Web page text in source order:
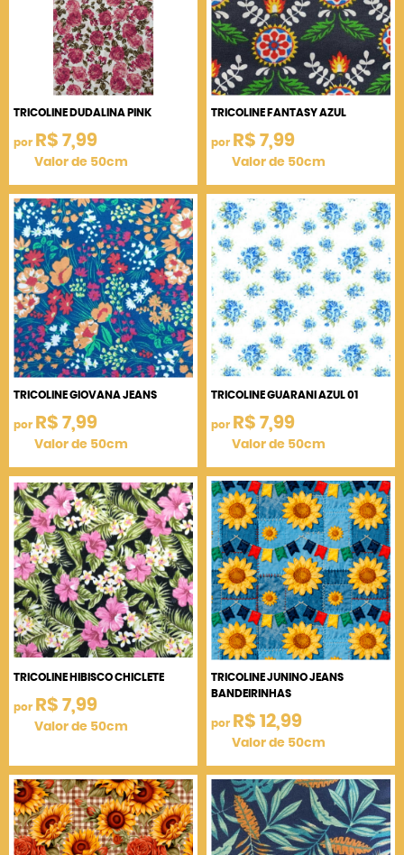
TRICOLINE DUDALINA PINK
por R$ 7,99
Valor de 50cm
TRICOLINE FANTASY AZUL
por R$ 7,99
Valor de 50cm
TRICOLINE GIOVANA JEANS
por R$ 7,99
Valor de 50cm
TRICOLINE GUARANI AZUL 01
por R$ 7,99
Valor de 50cm
TRICOLINE HIBISCO CHICLETE
por R$ 7,99
Valor de 50cm
TRICOLINE JUNINO JEANS
BANDEIRINHAS
por R$ 12,99
Valor de 50cm